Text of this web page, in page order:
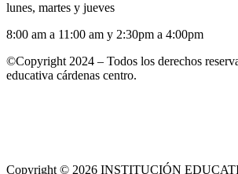
lunes, martes y jueves
8:00 am a 11:00 am y 2:30pm a 4:00pm
©Copyright 2024 – Todos los derechos
educativa cárdenas centro.
Copyright © 2026 INSTITUCIÓN